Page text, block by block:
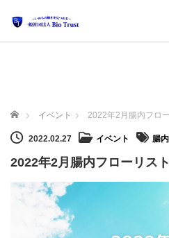
ホーム イベント 2022年2月腸内フロ
2022.02.27 イベント 腸
2022年2月腸内フローリス